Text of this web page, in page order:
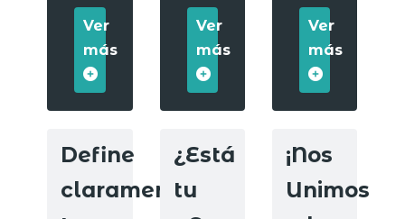
del año.
Ver
más
Ver
más
Ver
más
Define
claramente
¿Está
tu
¡Nos
Unimos